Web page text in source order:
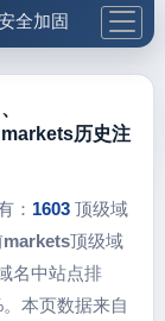
全加固
多工具
历史注
： 1603 顶级域
markets顶级域
名中站点排
本页数据来自